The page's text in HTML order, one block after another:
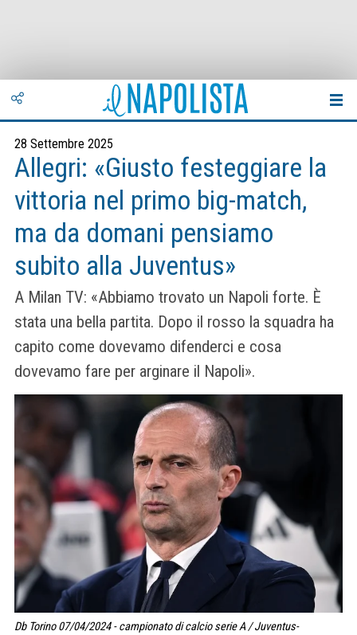
28 Settembre 2025
Allegri: «Giusto festeggiare la
vittoria nel primo big-match,
ma da domani pensiamo
subito alla Juventus»
A Milan TV: «Abbiamo trovato un Napoli forte. È
stata una bella partita. Dopo il rosso la squadra ha
capito come dovevamo difenderci e cosa
dovevamo fare per arginare il Napoli».
Db Torino 07/04/2024 - campionato di calcio serie A / Juventus-